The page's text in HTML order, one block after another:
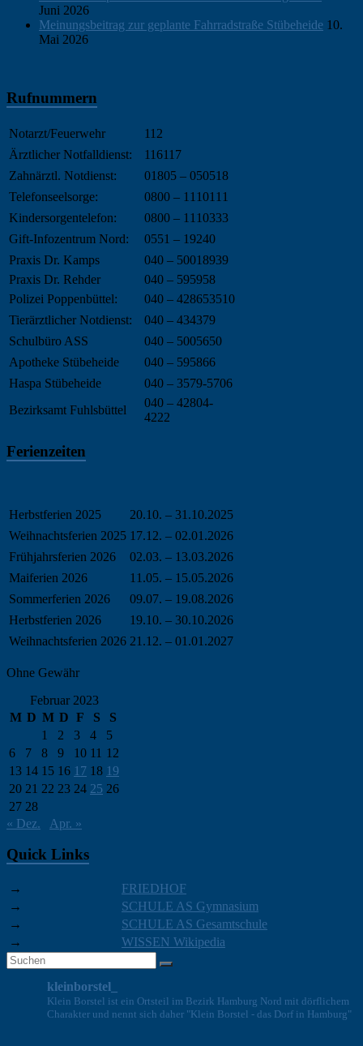
Juni 2026
Meinungsbeitrag zur geplante Fahrradstraße Stübeheide 10.
Mai 2026
Rufnummern
Notarzt/Feuerwehr
112
Ärztlicher Notfalldienst:
116117
Zahnärztl. Notdienst:
01805 – 050518
Telefonseelsorge:
0800 – 1110111
Kindersorgentelefon:
0800 – 1110333
Gift-Infozentrum Nord:
0551 – 19240
Praxis Dr. Kamps
040 – 50018939
Praxis Dr. Rehder
040 – 595958
Polizei Poppenbüttel:
040 – 428653510
Tierärztlicher Notdienst:
040 – 434379
Schulbüro ASS
040 – 5005650
Apotheke Stübeheide
040 – 595866
Haspa Stübeheide
040 – 3579-5706
Bezirksamt Fuhlsbüttel
040 – 42804-
4222
Ferienzeiten
Herbstferien 2025
20.10. – 31.10.2025
Weihnachtsferien 2025 17.12. – 02.01.2026
Frühjahrsferien 2026
02.03. – 13.03.2026
Maiferien 2026
11.05. – 15.05.2026
Sommerferien 2026
09.07. – 19.08.2026
Herbstferien 2026
19.10. – 30.10.2026
Weihnachtsferien 2026 21.12. – 01.01.2027
Ohne Gewähr
Februar 2023
M D M D F S
S
1
2 3 4
5
6
7 8 9 10 11 12
13 14 15 16 17 18 19
20 21 22 23 24 25 26
27 28
« Dez.
Apr. »
Quick Links
→
FRIEDHOF
→
SCHULE AS Gymnasium
→
SCHULE AS Gesamtschule
→
WISSEN Wikipedia
kleinborstel_
Klein Borstel ist ein Ortsteil im Bezirk Hamburg Nord mit dörflichem
Charakter und nennt sich daher "Klein Borstel - das Dorf in Hamburg"